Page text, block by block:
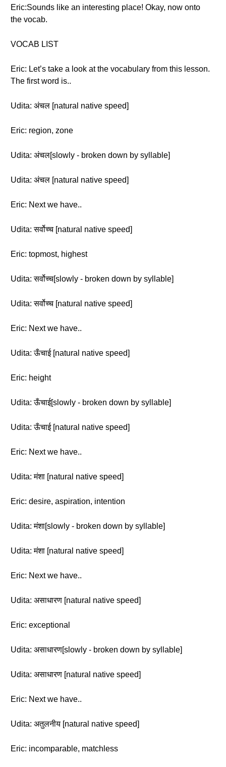
Eric:Sounds like an interesting place! Okay, now onto
the vocab.
VOCAB LIST
Eric: Let’s take a look at the vocabulary from this lesson.
The first word is..
Udita: अंचल [natural native speed]
Eric: region, zone
Udita: अंचल[slowly - broken down by syllable]
Udita: अंचल [natural native speed]
Eric: Next we have..
Udita: सर्वोच्च [natural native speed]
Eric: topmost, highest
Udita: सर्वोच्च[slowly - broken down by syllable]
Udita: सर्वोच्च [natural native speed]
Eric: Next we have..
Udita: ऊँचाई [natural native speed]
Eric: height
Udita: ऊँचाई[slowly - broken down by syllable]
Udita: ऊँचाई [natural native speed]
Eric: Next we have..
Udita: मंशा [natural native speed]
Eric: desire, aspiration, intention
Udita: मंशा[slowly - broken down by syllable]
Udita: मंशा [natural native speed]
Eric: Next we have..
Udita: असाधारण [natural native speed]
Eric: exceptional
Udita: असाधारण[slowly - broken down by syllable]
Udita: असाधारण [natural native speed]
Eric: Next we have..
Udita: अतुलनीय [natural native speed]
Eric: incomparable, matchless